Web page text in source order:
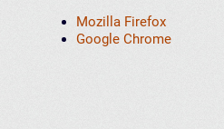
Mozilla Firefox
Google Chrome